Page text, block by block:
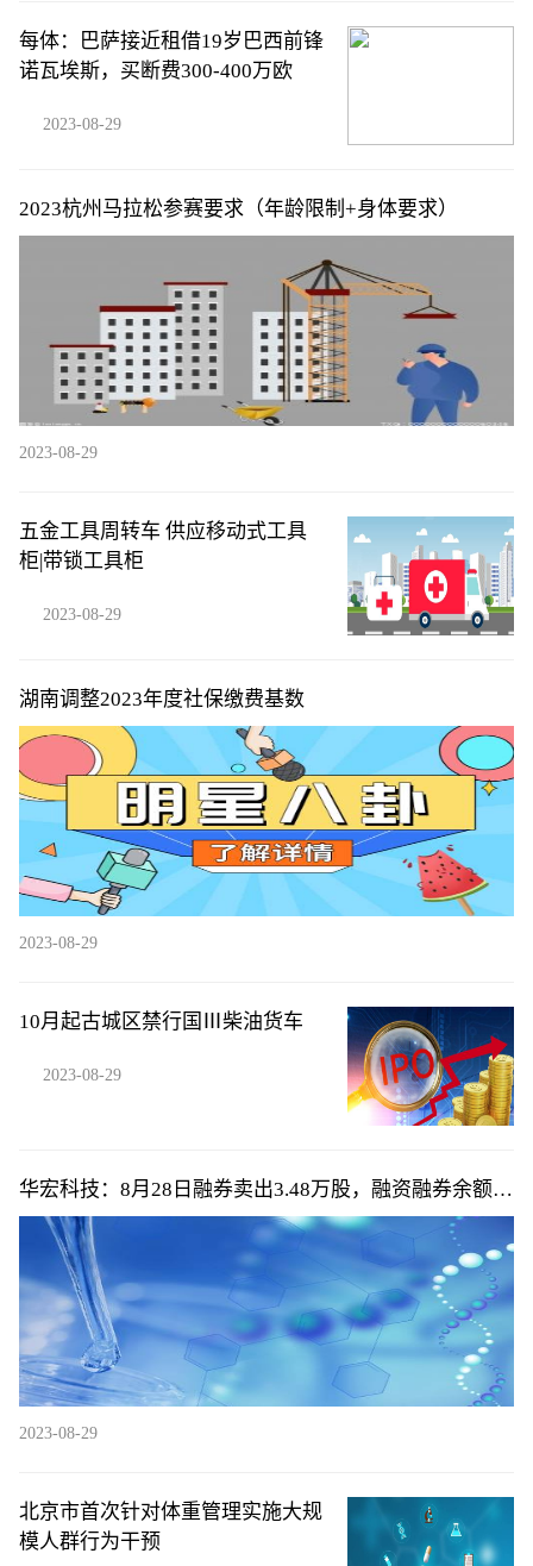
每体：巴萨接近租借19岁巴西前锋
诺瓦埃斯，买断费300-400万欧
2023-08-29
2023杭州马拉松参赛要求（年龄限制+身体要求）
2023-08-29
五金工具周转车 供应移动式工具
柜|带锁工具柜
2023-08-29
湖南调整2023年度社保缴费基数
2023-08-29
10月起古城区禁行国Ⅲ柴油货车
2023-08-29
华宏科技：8月28日融券卖出3.48万股，融资融券余额
1.71亿元
2023-08-29
北京市首次针对体重管理实施大规
模人群行为干预